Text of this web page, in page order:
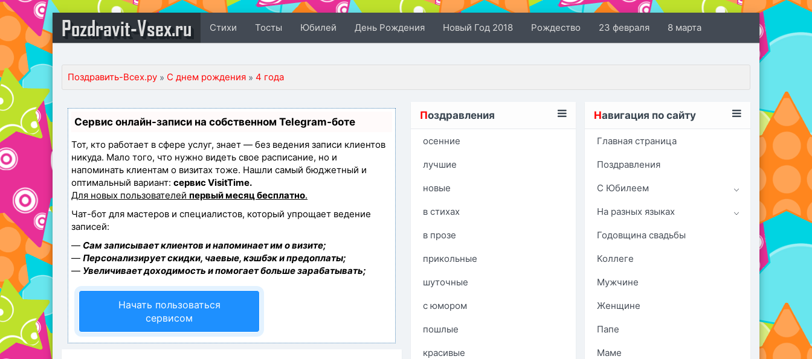
Pozdravit-Vsex.ru Стихи Тосты Юбилей День Рождения Новый Год 2018 Рождество 23 февраля 8 марта
Поздравить-Всех.ру » С днем рождения » 4 года
Сервис онлайн-записи на собственном Telegram-боте
Тот, кто работает в сфере услуг, знает — без ведения записи клиентов
никуда. Мало того, что нужно видеть свое расписание, но и
напоминать клиентам о визитах тоже. Нашли самый бюджетный и
оптимальный вариант: сервис VisitTime.
Для новых пользователей первый месяц бесплатно.
Чат-бот для мастеров и специалистов, который упрощает ведение
записей:
— Сам записывает клиентов и напоминает им о визите;
— Персонализирует скидки, чаевые, кэшбэк и предоплаты;
— Увеличивает доходимость и помогает больше зарабатывать;
Начать пользоваться
сервисом
Поздравления
осенние
лучшие
новые
в стихах
в прозе
прикольные
шуточные
с юмором
пошлые
красивые
Навигация по сайту
Главная страница
Поздравления
С Юбилеем
На разных языках
Годовщина свадьбы
Коллеге
Мужчине
Женщине
Папе
Маме